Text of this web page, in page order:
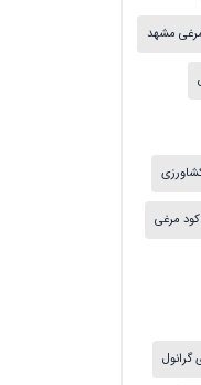
مشهد
مرغی
گرانول